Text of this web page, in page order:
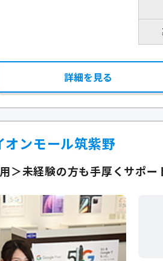
詳細を見る
ンモール筑紫野
＞未経験の方も手厚くサポ